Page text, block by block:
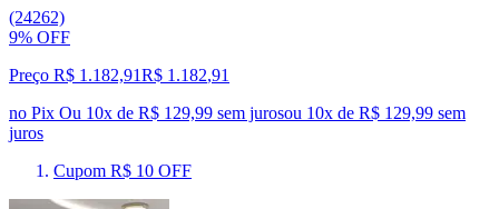
(24262)
9% OFF
Preço R$ 1.182,91R$ 1.182,91
no Pix Ou 10x de R$ 129,99 sem jurosou 10x de R$ 129,99 sem
juros
Cupom R$ 10 OFF